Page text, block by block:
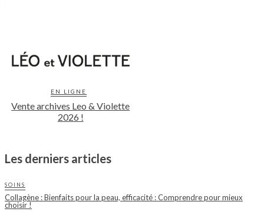
EN LIGNE
Vente archives Leo & Violette
2026 !
Les derniers articles
SOINS
Collagène : Bienfaits pour la peau, efficacité : Comprendre pour mieux
choisir !